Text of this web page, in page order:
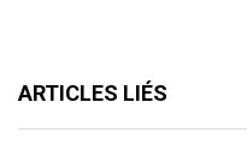
ARTICLES LIÉS